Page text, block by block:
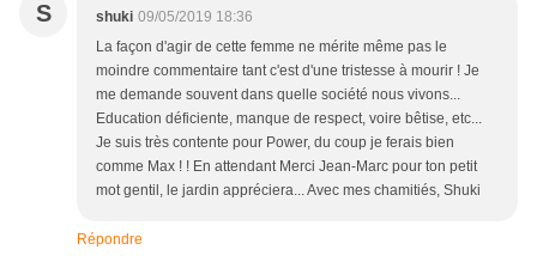
S shuki 09/05/2019 18:36
La façon d'agir de cette femme ne mérite même pas le
moindre commentaire tant c'est d'une tristesse à mourir ! Je
me demande souvent dans quelle société nous vivons...
Education déficiente, manque de respect, voire bêtise, etc...
Je suis très contente pour Power, du coup je ferais bien
comme Max ! ! En attendant Merci Jean-Marc pour ton petit
mot gentil, le jardin appréciera... Avec mes chamitiés, Shuki
Répondre